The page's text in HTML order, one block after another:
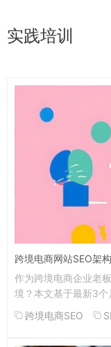
实践培训
跨境电商网站SEO架
作为跨境电商企业老
境？本文基于最新3个
跨境电商SEO